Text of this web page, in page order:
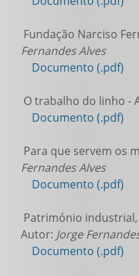
Fundação Narciso
Fernandes Alves
Documento (.pdf)
O trabalho do linho -
Documento (.pdf)
Para que servem os
Fernandes Alves
Documento (.pdf)
Património
Autor: Jorge
Documento (.pdf)